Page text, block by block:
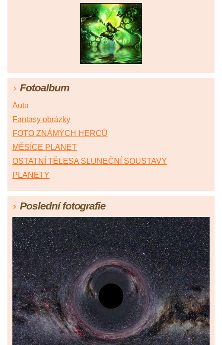
Fotoalbum
Auta
Fantasy obrázky
FOTO ZNÁMÝCH HERCŮ
MĚSÍCE PLANET
OSTATNÍ TĚLESA SLUNEČNÍ SOUSTAVY
PLANETY
Poslední fotografie